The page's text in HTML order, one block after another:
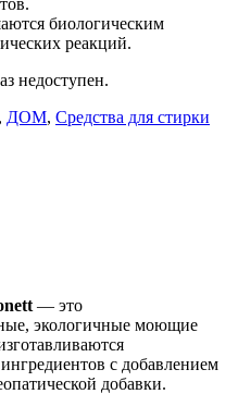
биологическим
реакций.
недоступен.
, ДОМ, Средства для стирки
— это
экологичные моющие
с добавлением
добавки.